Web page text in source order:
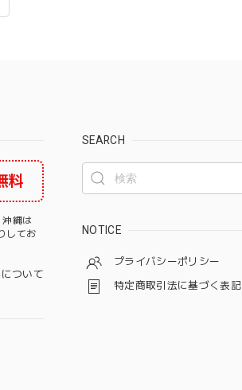
料
縄は
してお
ついて
SEARCH
NOTICE
プライバシーポリシー
特定商取引法に基づく表記